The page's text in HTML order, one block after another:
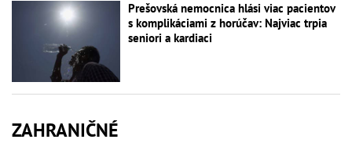
Prešovská nemocnica hlási viac pacientov
s komplikáciami z horúčav: Najviac trpia
seniori a kardiaci
ZAHRANIČNÉ